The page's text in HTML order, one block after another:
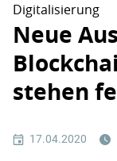
Digitalisierung
Neue
stehen
17.04.2020